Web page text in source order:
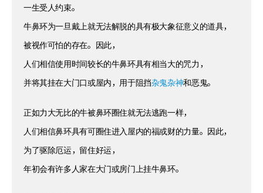
一生受人约束。
牛鼻环为一旦戴上就无法解脱的具有极大象征意义的道具，
被视作可怕的存在。因此，
人们相信使用时间较长的牛鼻环具有相当大的咒力，
并将其挂在大门口或屋内，用于阻挡杂鬼杂神和恶鬼。
正如力大无比的牛被鼻环圈住就无法逃跑一样，
人们相信鼻环具有可圈住进入屋内的福或财的力量。因此，
为了驱除厄运，留住好运，
年初会有许多人家在大门或房门上挂牛鼻环。